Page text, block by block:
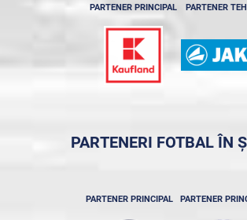
PARTENER PRINCIPAL PARTENER
PARTENERI FOTBAL ÎN
PARTENER PRINCIPAL PARTENER